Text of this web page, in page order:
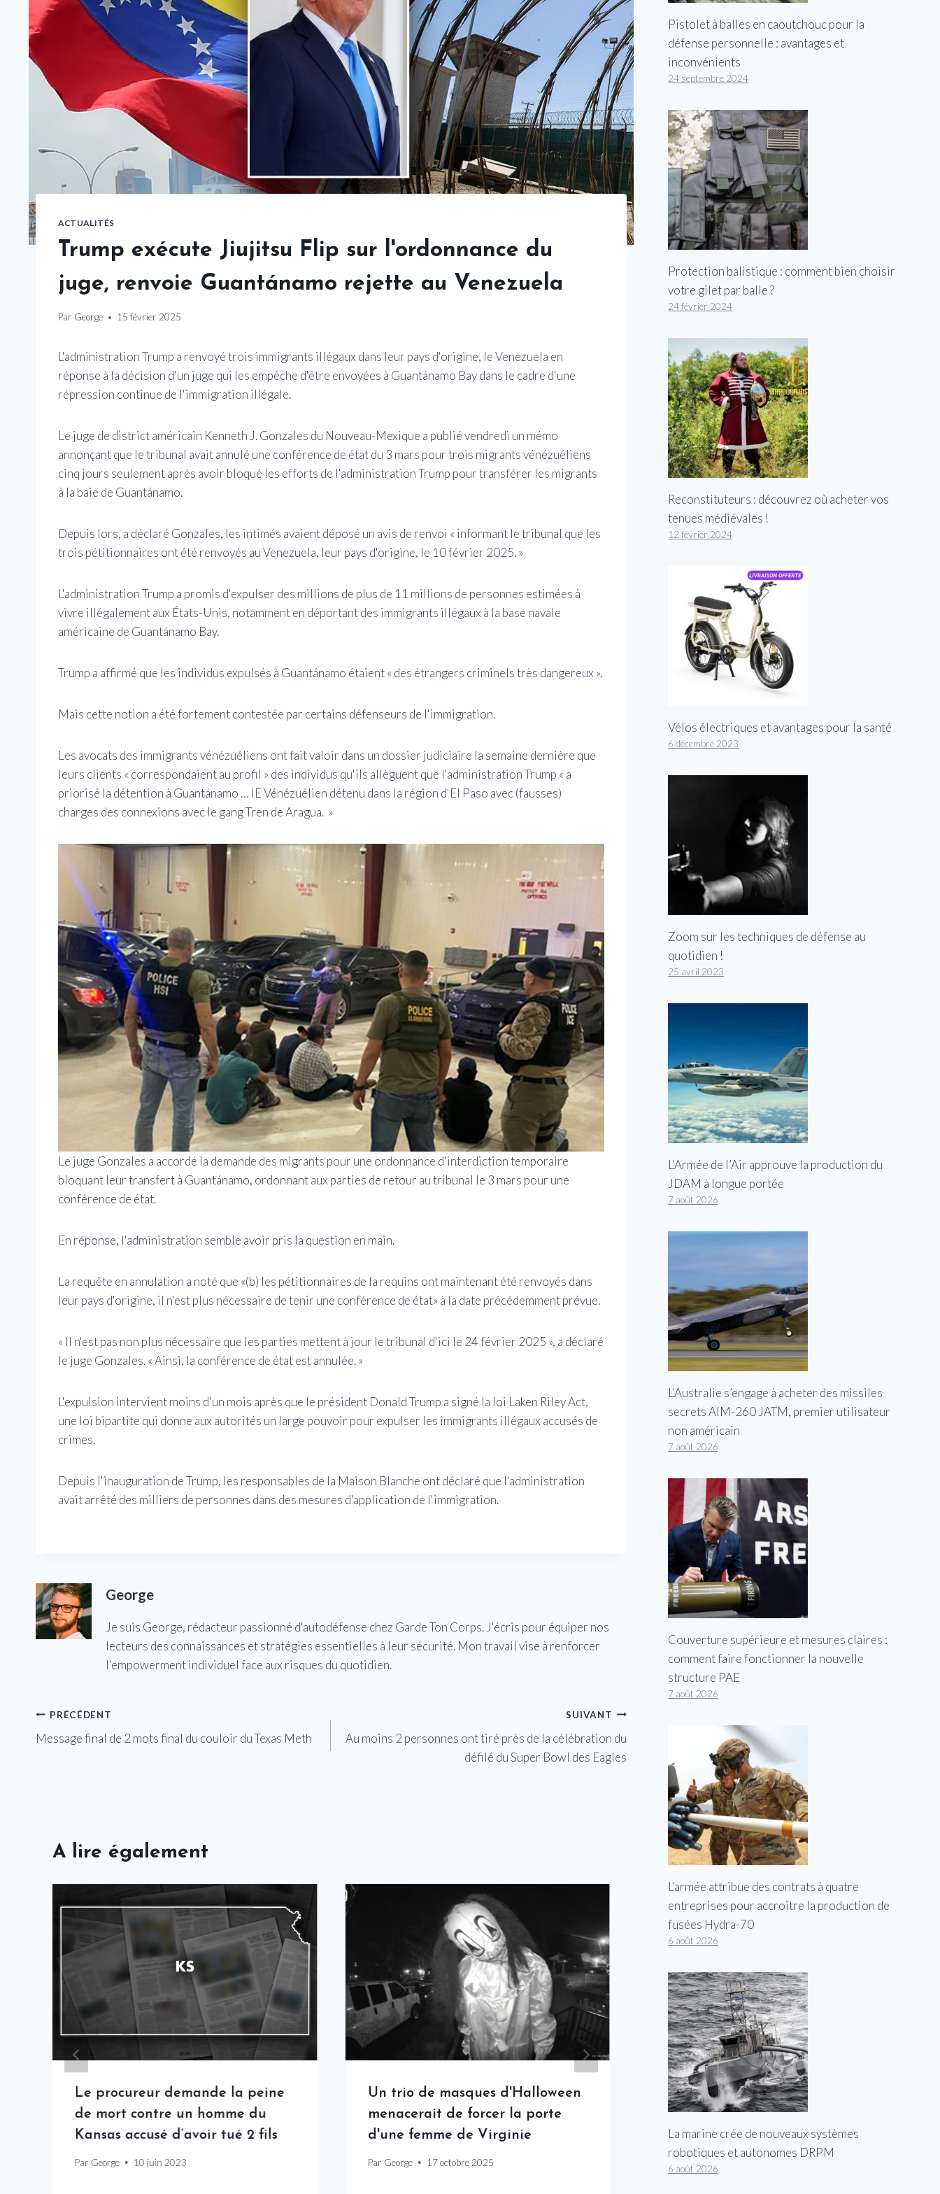
ACTUALITÉS
Trump exécute Jiujitsu Flip sur l'ordonnance du
juge, renvoie Guantánamo rejette au Venezuela
Par George 15 février 2025
L'administration Trump a renvoyé trois immigrants illégaux dans leur pays d'origine, le Venezuela en
réponse à la décision d'un juge qui les empêche d'être envoyées à Guantánamo Bay dans le cadre d'une
répression continue de l'immigration illégale.
Le juge de district américain Kenneth J. Gonzales du Nouveau-Mexique a publié vendredi un mémo
annonçant que le tribunal avait annulé une conférence de état du 3 mars pour trois migrants vénézuéliens
cinq jours seulement après avoir bloqué les efforts de l'administration Trump pour transférer les migrants
à la baie de Guantánamo.
Depuis lors, a déclaré Gonzales, les intimés avaient déposé un avis de renvoi « informant le tribunal que les
trois pétitionnaires ont été renvoyés au Venezuela, leur pays d'origine, le 10 février 2025. »
L'administration Trump a promis d'expulser des millions de plus de 11 millions de personnes estimées à
vivre illégalement aux États-Unis, notamment en déportant des immigrants illégaux à la base navale
américaine de Guantánamo Bay.
Trump a affirmé que les individus expulsés à Guantánamo étaient « des étrangers criminels très dangereux ».
Mais cette notion a été fortement contestée par certains défenseurs de l'immigration.
Les avocats des immigrants vénézuéliens ont fait valoir dans un dossier judiciaire la semaine dernière que
leurs clients « correspondaient au profil » des individus qu'ils allèguent que l'administration Trump « a
priorisé la détention à Guantánamo … IE Vénézuélien détenu dans la région d'El Paso avec (fausses)
charges des connexions avec le gang Tren de Aragua. »
Le juge Gonzales a accordé la demande des migrants pour une ordonnance d'interdiction temporaire
bloquant leur transfert à Guantánamo, ordonnant aux parties de retour au tribunal le 3 mars pour une
conférence de état.
En réponse, l'administration semble avoir pris la question en main.
La requête en annulation a noté que «(b) les pétitionnaires de la requins ont maintenant été renvoyés dans
leur pays d'origine, il n'est plus nécessaire de tenir une conférence de état» à la date précédemment prévue.
« Il n'est pas non plus nécessaire que les parties mettent à jour le tribunal d'ici le 24 février 2025 », a déclaré
le juge Gonzales. « Ainsi, la conférence de état est annulée. »
L'expulsion intervient moins d'un mois après que le président Donald Trump a signé la loi Laken Riley Act,
une loi bipartite qui donne aux autorités un large pouvoir pour expulser les immigrants illégaux accusés de
crimes.
Depuis l'inauguration de Trump, les responsables de la Maison Blanche ont déclaré que l'administration
avait arrêté des milliers de personnes dans des mesures d'application de l'immigration.
George
Je suis George, rédacteur passionné d'autodéfense chez Garde Ton Corps. J'écris pour équiper nos
lecteurs des connaissances et stratégies essentielles à leur sécurité. Mon travail vise à renforcer
l'empowerment individuel face aux risques du quotidien.
Navigation
de
PRÉCÉDENT
Message final de 2 mots final du couloir du Texas Meth
SUIVANT
Au moins 2 personnes ont tiré près de la célébration du
défilé du Super Bowl des Eagles
A lire également
Le procureur demande la peine
de mort contre un homme du
Kansas accusé d’avoir tué 2 fils
Par George 10 juin 2023
Un trio de masques d'Halloween
menacerait de forcer la porte
d'une femme de Virginie
Par George 17 octobre 2025
Pentagon City Mall en Virginie
fermé par des combats
ParGeorge 31 mars 2025
Pistolet à balles en caoutchouc pour la
défense personnelle : avantages et
inconvénients
24 septembre 2024
Protection balistique : comment bien choisir
votre gilet par balle ?
24 février 2024
Reconstituteurs : découvrez où acheter vos
tenues médiévales !
12 février 2024
Vélos électriques et avantages pour la santé
6 décembre 2023
Zoom sur les techniques de défense au
quotidien !
25 avril 2023
L’Armée de l’Air approuve la production du
JDAM à longue portée
7 août 2026
L’Australie s’engage à acheter des missiles
secrets AIM-260 JATM, premier utilisateur
non américain
7 août 2026
Couverture supérieure et mesures claires :
comment faire fonctionner la nouvelle
structure PAE
7 août 2026
L’armée attribue des contrats à quatre
entreprises pour accroître la production de
fusées Hydra-70
6 août 2026
La marine crée de nouveaux systèmes
robotiques et autonomes DRPM
6 août 2026